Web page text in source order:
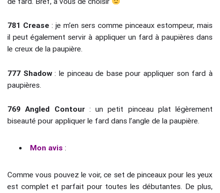
781 Crease : je m’en sers comme pinceaux estompeur, mais
il peut également servir à appliquer un fard à paupières dans
le creux de la paupière.
777 Shadow: le pinceau de base pour appliquer son fard à
paupières.
769 Angled Contour: un petit pinceau plat légèrement
biseauté pour appliquer le fard dans l’angle de la paupière.
Mon avis :
Comme vous pouvez le voir, ce set de pinceaux pour les yeux
est complet et parfait pour toutes les débutantes. De plus,